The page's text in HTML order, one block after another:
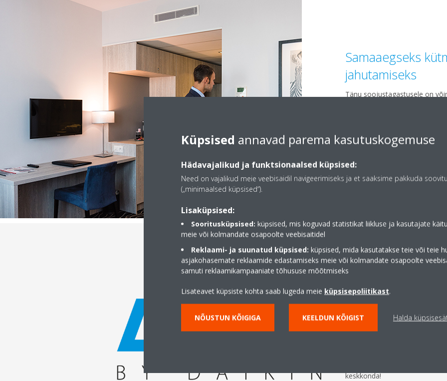
Samaaegseks
jahutamiseks
Tänu soojustagastusele on
lõunaküljel.
Sulgeme ringi:
ringmajanduse
Taaskasutades olemasolevat
150 000 kg uue gaasi tootmise.
Soojustagastusega VRV IV+
kasutamisega. Valides VRV
keskkonda!
Küpsised annavad parema kasutuskogemuse
Hädavajalikud ja funktsionaalsed küpsised:
Need on vajalikud meie veebisaidil navigeerimiseks ja et saaksime pakkuda
(„minimaalsed küpsised“).
Lisaküpsised:
Sooritusküpsised: küpsised, mis koguvad statistikat liikluse ja kasutajate
meie või kolmandate osapoolte veebisaitidel
Reklaami- ja suunatud küpsised: küpsised, mida kasutatakse teie või teie
asjakohasemate reklaamide edastamiseks meie või kolmandate osapoolte
samuti reklaamikampaaniate tõhususe mõõtmiseks
Lisateavet küpsiste kohta saab lugeda meie küpsisepoliitikast.
NÕUSTUN KÕIGIGA KEELDUN KÕIGIST Halda